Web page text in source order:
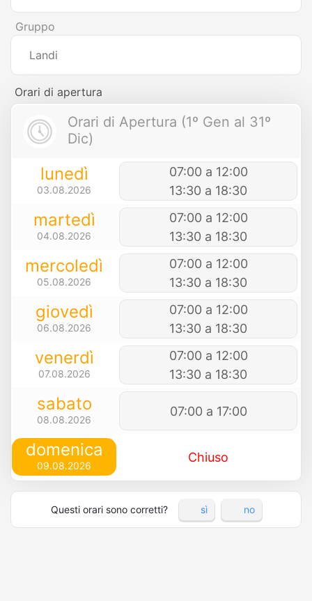
Gruppo
Landi
Orari di apertura
Orari di Apertura (1º Gen al 31º
Dic)
lunedì
03.08.2026
07:00 a 12:00
13:30 a 18:30
martedì
04.08.2026
07:00 a 12:00
13:30 a 18:30
mercoledì
05.08.2026
07:00 a 12:00
13:30 a 18:30
giovedì
06.08.2026
07:00 a 12:00
13:30 a 18:30
venerdì
07.08.2026
07:00 a 12:00
13:30 a 18:30
sabato
08.08.2026
07:00 a 17:00
domenica
09.08.2026
Chiuso
Questi orari sono corretti? sì no